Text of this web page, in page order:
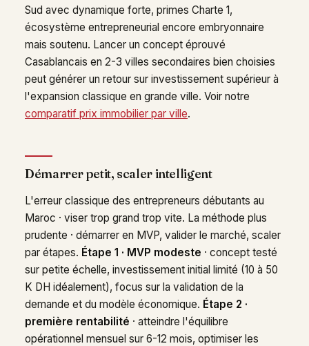
Sud avec dynamique forte, primes Charte 1,
écosystème entrepreneurial encore embryonnaire
mais soutenu. Lancer un concept éprouvé
Casablancais en 2-3 villes secondaires bien choisies
peut générer un retour sur investissement supérieur à
l'expansion classique en grande ville. Voir notre
comparatif prix immobilier par ville.
Démarrer petit, scaler intelligent
L'erreur classique des entrepreneurs débutants au
Maroc · viser trop grand trop vite. La méthode plus
prudente · démarrer en MVP, valider le marché, scaler
par étapes. Étape 1 · MVP modeste · concept testé
sur petite échelle, investissement initial limité (10 à 50
K DH idéalement), focus sur la validation de la
demande et du modèle économique. Étape 2 ·
première rentabilité · atteindre l'équilibre
opérationnel mensuel sur 6-12 mois, optimiser les